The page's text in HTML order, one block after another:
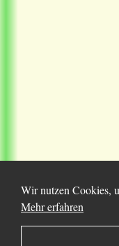
Wir nutzen Cookies,
Mehr erfahren